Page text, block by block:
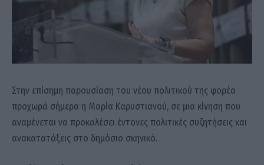
Στην επίσημη παρουσίαση του νέου πολιτικού της φορέα
προχωρά σήμερα η Μαρία Καρυστιανού, σε μια κίνηση που
αναμένεται να προκαλέσει έντονες πολιτικές συζητήσεις και
ανακατατάξεις στο δημόσιο σκηνικό.